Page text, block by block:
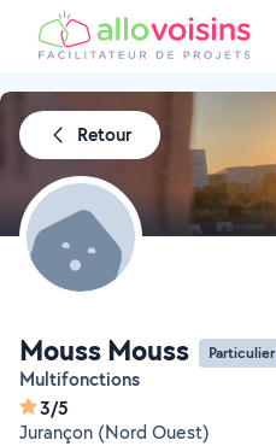
Retour
Mouss Mouss Particulier
Multifonctions
3/5
Jurançon (Nord Ouest)